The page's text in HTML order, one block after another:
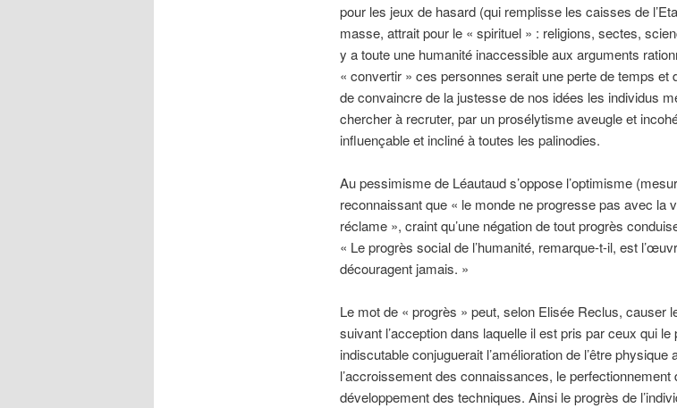
pour les jeux de hasard (qui remplisse les caisses de
masse, attrait pour le « spirituel » : religions, sectes,
y a toute une humanité inaccessible aux arguments
« convertir » ces personnes serait une perte de temps
de convaincre de la justesse de nos idées les individus
chercher à recruter, par un prosélytisme aveugle et
influençable et incliné à toutes les palinodies.
Au pessimisme de Léautaud s’oppose l’optimisme
reconnaissant que « le monde ne progresse pas avec la
réclame », craint qu’une négation de tout progrès
« Le progrès social de l’humanité, remarque-t-il, est
découragent jamais. »
Le mot de « progrès » peut, selon Elisée Reclus, causer
suivant l’acception dans laquelle il est pris par ceux qui
indiscutable conjuguerait l’amélioration de l’être
l’accroissement des connaissances, le
développement des techniques. Ainsi le progrès de